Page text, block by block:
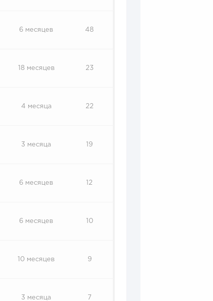
6 месяцев 48
18 месяцев 23
4 месяца 22
3 месяца 19
6 месяцев 12
6 месяцев 10
10 месяцев 9
3 месяца 7